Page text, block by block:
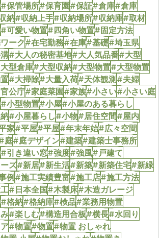
#保管場所#保育園#保証#倉庫#倉庫
納#収納上手#収納場所#収納庫#取材
#可愛い物置#四角い物置#固定方法
ーク#在宅勤務#在庫#基礎#埼玉県
#大人の秘密基地#大人気品番#大型
型倉庫#大型収納#大型物置#大型物置
#大掃除#大量入荷#天体観測#夫婦
公庁#家庭菜園#家族#小さい#小さい庭
#小型物置#小屋#小屋のある暮らし
#小屋暮らし#小物#居住空間#屋内
家#平屋#平屋#年末年始#広々空間
庭#庭デザイン#建築#建築士事務所
#引き違い窓#強度#強風#戸建て
ズ#新居#新生活#新築#新築住宅#新緑
例#施工実績豊富#施工店#施工方法
#日本全国#木製床#木造ガレージ
#格納#格納庫#検品#業務用物置
#楽しむ#構造用合板#横長#水回り
#物置#物置#物置 おしゃれ